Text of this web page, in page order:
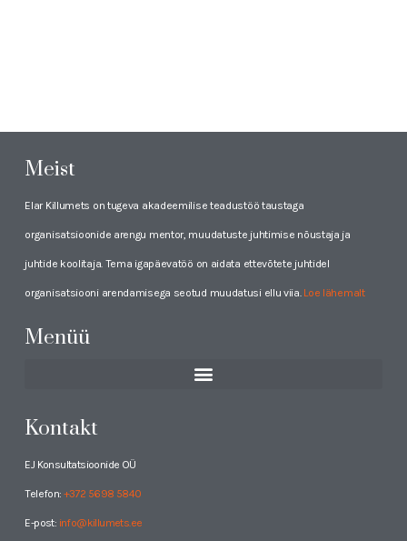
Meist
Elar Killumets on tugeva akadeemilise teadustöö taustaga
organisatsioonide arengu mentor, muudatuste juhtimise nõustaja ja
juhtide koolitaja. Tema igapäevatöö on aidata ettevõtete juhtidel
organisatsiooni arendamisega seotud muudatusi ellu viia. Loe lähemalt
Menüü
Kontakt
EJ Konsultatsioonide OÜ
Telefon: +372 5698 5840
E-post: info@killumets.ee